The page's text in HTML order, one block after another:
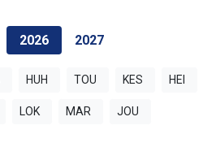
2026 2027
HUH TOU KES HEI
LOK MAR JOU